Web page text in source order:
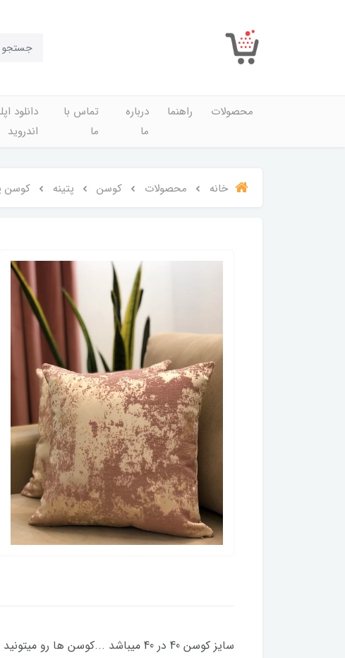
محصولات راهنما
درباره
ما
تماس با
ما
دانلود
اندروید
خانه محصولات کوسن پتینه کوسن
سایز کوسن 40 در 40 میباشد